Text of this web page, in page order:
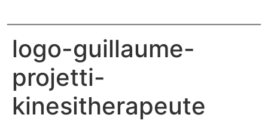
logo-guillaume-
projetti-
kinesitherapeute